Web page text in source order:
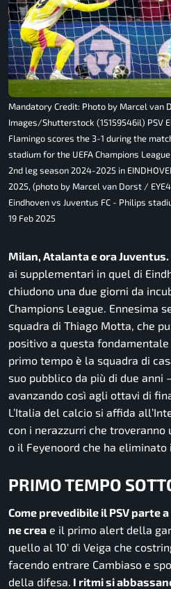
Mandatory Credit: Photo by Marcel van
Images/Shutterstock (15159546il) PSV
Flamingo scores the 3-1 during the
stadium for the UEFA Champions
2nd leg season 2024-2025 in
2025, (photo by Marcel van Dorst /
Eindhoven vs Juventus FC - Philips
19 Feb 2025
Milan, Atalanta e ora Juventus.
ai supplementari in quel di
chiudono una due giorni da
Champions League. Ennesima
squadra di Thiago Motta, che
positivo a questa
primo tempo è la squadra di
suo pubblico da più di due anni
avanzando così agli ottavi di
L’Italia del calcio si affida
con i nerazzurri che troveranno
o il Feyenoord che ha eliminato
PRIMO TEMPO
Come prevedibile il PSV parte
ne crea e il primo alert della
quello al 10′ di Veiga che
facendo entrare Cambiaso e
della difesa. I ritmi si